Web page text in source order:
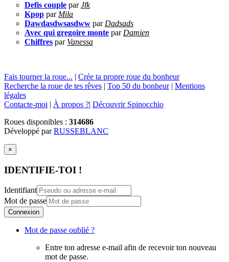
Defis couple parJfk
Kpop par Mila
Dawdasdwsasdww par Dadsads
Avec qui gregoire monte par Damien
Chiffres par Vanessa
Fais tourner la roue... | Crée ta propre roue du bonheur
Recherche la roue de tes rêves | Top 50 du bonheur| Mentions
légales
Contacte-moi | À propos ?| Découvrir Spinocchio
Roues disponibles : 314686
Développé parRUSSEBLANC
×
IDENTIFIE-TOI !
Identifiant
Mot de passe
Connexion
Mot de passe oublié ?
Entre ton adresse e-mail afin de recevoir ton nouveau
mot de passe.